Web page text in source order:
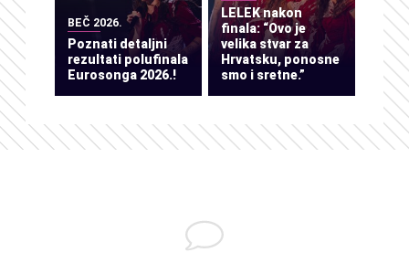
BEČ 2026.
Poznati detaljni
rezultati polufinala
Eurosonga 2026.!
LELEK nakon
finala: “Ovo je
velika stvar za
Hrvatsku, ponosne
smo i sretne.”